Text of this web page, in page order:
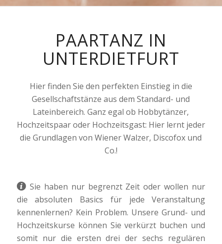
PAARTANZ IN
UNTERDIETFURT
Hier finden Sie den perfekten Einstieg in die
Gesellschaftstänze aus dem Standard- und
Lateinbereich. Ganz egal ob Hobbytänzer,
Hochzeitspaar oder Hochzeitsgast: Hier lernt jeder
die Grundlagen von Wiener Walzer, Discofox und
Co.!
Sie haben nur begrenzt Zeit oder wollen nur
die absoluten Basics für jede Veranstaltung
kennenlernen? Kein Problem. Unsere Grund- und
Hochzeitskurse können Sie verkürzt buchen und
somit nur die ersten drei der sechs regulären